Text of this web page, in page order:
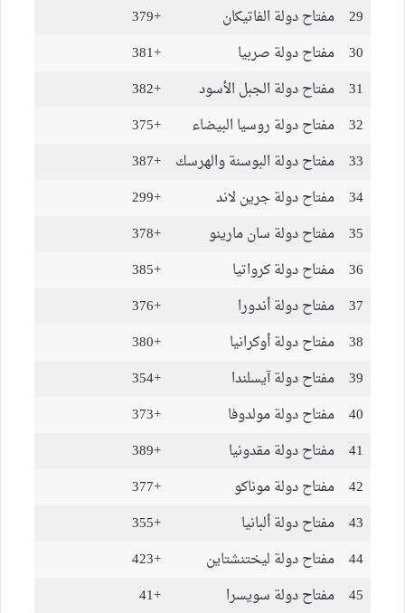
29 مفتاح دولة الفاتيكان
+379
30 مفتاح دولة صربيا
+381
31 مفتاح دولة الجبل الأسود
+382
32 مفتاح دولة روسيا البيضاء
+375
33 مفتاح دولة البوسنة والهرسك +387
34 مفتاح دولة جرين لاند
+299
35 مفتاح دولة سان مارينو
+378
36 مفتاح دولة كرواتيا
+385
37 مفتاح دولة أندورا
+376
38 مفتاح دولة أوكرانيا
+380
39 مفتاح دولة آيسلندا
+354
40 مفتاح دولة مولدوفا
+373
41 مفتاح دولة مقدونيا
+389
42 مفتاح دولة موناكو
+377
43 مفتاح دولة ألبانيا
+355
44 مفتاح دولة ليختنشتاين
+423
45 مفتاح دولة سويسرا
+41